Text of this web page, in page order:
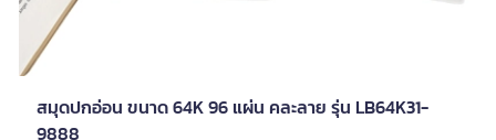
สมุดปกอ่อน ขนาด 64K 96 แผ่น คละลาย รุ่น LB64K31-
9888